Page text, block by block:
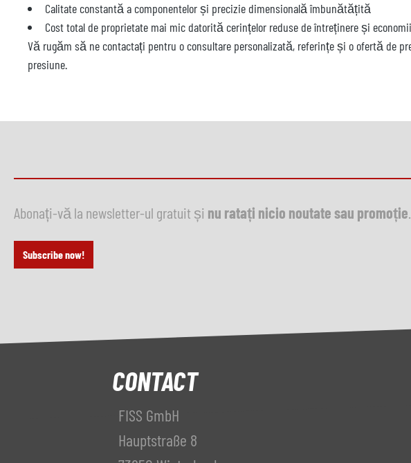
Calitate constantă a componentelor și precizie dimensională îmbunătățită
Cost total de proprietate mai mic datorită cerințelor reduse de întreținere și
Vă rugăm să ne contactați pentru o consultare personalizată, referințe și o ofertă de
presiune.
Abonați-vă la newsletter-ul gratuit și nu ratați nicio noutate sau promoție
Subscribe now!
CONTACT
FISS GmbH
Hauptstraße 8